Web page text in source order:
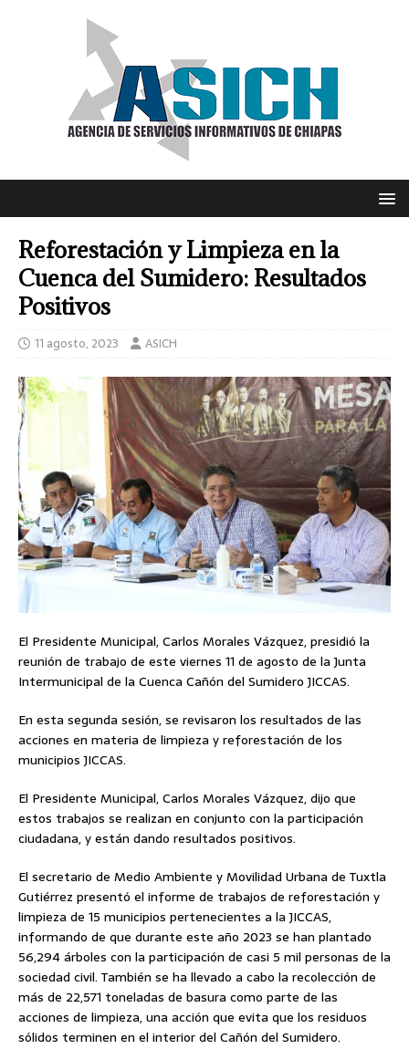
Reforestación y Limpieza en la
Cuenca del Sumidero: Resultados
Positivos
11 agosto, 2023 ASICH
El Presidente Municipal, Carlos Morales Vázquez, presidió la
reunión de trabajo de este viernes 11 de agosto de la Junta
Intermunicipal de la Cuenca Cañón del Sumidero JICCAS.
En esta segunda sesión, se revisaron los resultados de las
acciones en materia de limpieza y reforestación de los
municipios JICCAS.
El Presidente Municipal, Carlos Morales Vázquez, dijo que
estos trabajos se realizan en conjunto con la participación
ciudadana, y están dando resultados positivos.
El secretario de Medio Ambiente y Movilidad Urbana de Tuxtla
Gutiérrez presentó el informe de trabajos de reforestación y
limpieza de 15 municipios pertenecientes a la JICCAS,
informando de que durante este año 2023 se han plantado
56,294 árboles con la participación de casi 5 mil personas de la
sociedad civil. También se ha llevado a cabo la recolección de
más de 22,571 toneladas de basura como parte de las
acciones de limpieza, una acción que evita que los residuos
sólidos terminen en el interior del Cañón del Sumidero.